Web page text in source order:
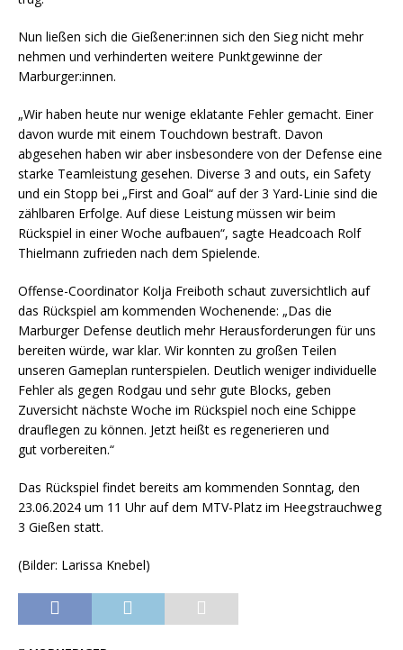
Nun ließen sich die Gießener:innen sich den Sieg nicht mehr
nehmen und verhinderten weitere Punktgewinne der
Marburger:innen.
„Wir haben heute nur wenige eklatante Fehler gemacht. Einer
davon wurde mit einem Touchdown bestraft. Davon
abgesehen haben wir aber insbesondere von der Defense eine
starke Teamleistung gesehen. Diverse 3 and outs, ein Safety
und ein Stopp bei „First and Goal“ auf der 3 Yard-Linie sind die
zählbaren Erfolge. Auf diese Leistung müssen wir beim
Rückspiel in einer Woche aufbauen“, sagte Headcoach Rolf
Thielmann zufrieden nach dem Spielende.
Offense-Coordinator Kolja Freiboth schaut zuversichtlich auf
das Rückspiel am kommenden Wochenende: „Das die
Marburger Defense deutlich mehr Herausforderungen für uns
bereiten würde, war klar. Wir konnten zu großen Teilen
unseren Gameplan runterspielen. Deutlich weniger individuelle
Fehler als gegen Rodgau und sehr gute Blocks, geben
Zuversicht nächste Woche im Rückspiel noch eine Schippe
drauflegen zu können. Jetzt heißt es regenerieren und
gut vorbereiten.“
Das Rückspiel findet bereits am kommenden Sonntag, den
23.06.2024 um 11 Uhr auf dem MTV-Platz im Heegstrauchweg
3 Gießen statt.
(Bilder: Larissa Knebel)